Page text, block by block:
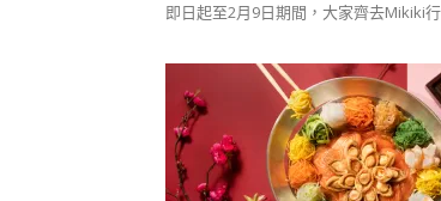
即日起至2月9日期間，大家齊去Mikiki行